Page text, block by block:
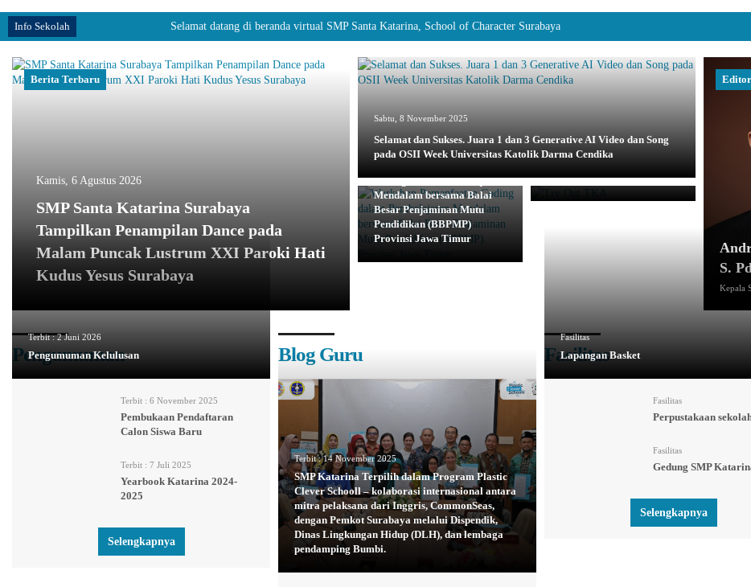
Info Sekolah Selamat datang di beranda virtual SMP Santa Katarina, School of Character Surabaya
Berita Terbaru
Kamis, 6 Agustus 2026
SMP Santa Katarina Surabaya
Tampilkan Penampilan Dance pada
Malam Puncak Lustrum XXI Paroki Hati
Kudus Yesus Surabaya
Sabtu, 8 November 2025
Selamat dan Sukses. Juara 1 dan 3 Generative AI Video dan Song
pada OSII Week Universitas Katolik Darma Cendika
Kamis, 6 November 2025
Coding dalam Pembelajaran
Mendalam bersama Balai
Besar Penjaminan Mutu
Pendidikan (BBPMP)
Provinsi Jawa Timur
Kamis, 30 Oktober 2025
Try Out TKA
S.
Kepala
Pengumuman
Terbit :2 Juni 2026
Pengumuman Kelulusan
Terbit : 6 November 2025
Pembukaan Pendaftaran
Calon Siswa Baru
Terbit : 7 Juli 2025
Yearbook Katarina 2024-
2025
Selengkapnya
Blog Guru
Terbit :14 November 2025
SMP Katarina Terpilih dalam Program Plastic
Clever Schooll – kolaborasi internasional antara
mitra pelaksana dari Inggris, CommonSeas,
dengan Pemkot Surabaya melalui Dispendik,
Dinas Lingkungan Hidup (DLH), dan lembaga
pendamping Bumbi.
Fasilitas
Fasilitas
Lapangan Basket
Fasilitas
Perpustakaan
Fasilitas
Gedung SMP
Selengkapnya